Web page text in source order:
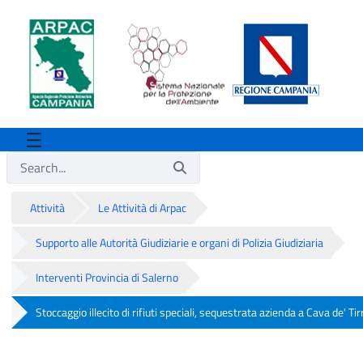
Attività Le Attività di Arpac
Supporto alle Autorità Giudiziarie e organi di Polizia Giudiziaria
Interventi Provincia di Salerno
Stoccaggio illecito di rifiuti speciali, sequestrata azienda a Cava de'